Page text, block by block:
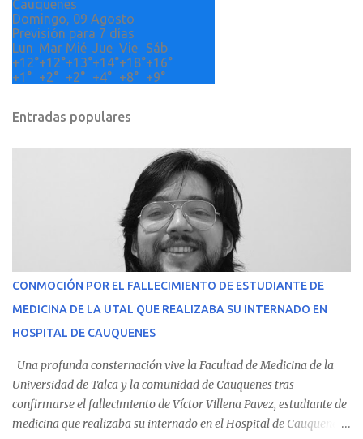
Cauquenes
Domingo, 09 Agosto
Previsión para 7 días
Lun Mar Mié Jue Vie
Sáb
+12°+12°+13°+14°+18°+16°
+1° +2° +2° +4° +8° +9°
Entradas populares
CONMOCIÓN POR EL FALLECIMIENTO DE ESTUDIANTE DE
MEDICINA DE LA UTAL QUE REALIZABA SU INTERNADO EN
HOSPITAL DE CAUQUENES
Una profunda consternación vive la Facultad de Medicina de la
Universidad de Talca y la comunidad de Cauquenes tras
confirmarse el fallecimiento de Víctor Villena Pavez, estudiante de
medicina que realizaba su internado en el Hospital de Cauquenes.